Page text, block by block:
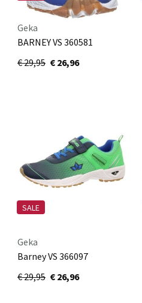
Geka
BARNEY VS 360581
blau/schwarz/lemon
€ 29,95 € 26,96
SALE
Geka
Barney VS 366097
€ 29,95 € 26,96